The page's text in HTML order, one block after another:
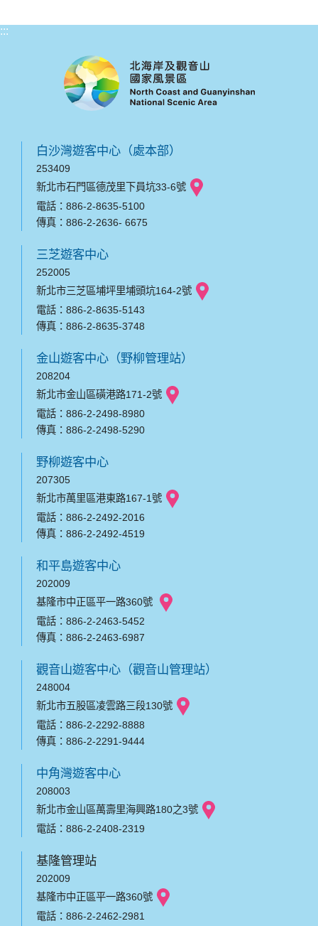
:::
白沙灣遊客中心（處本部）
253409
新北市石門區德茂里下員坑33-6號
電話：886-2-8635-5100
傳真：886-2-2636- 6675
三芝遊客中心
252005
新北市三芝區埔坪里埔頭坑164-2號
電話：886-2-8635-5143
傳真：886-2-8635-3748
金山遊客中心（野柳管理站）
208204
新北市金山區磺港路171-2號
電話：886-2-2498-8980
傳真：886-2-2498-5290
野柳遊客中心
207305
新北市萬里區港東路167-1號
電話：886-2-2492-2016
傳真：886-2-2492-4519
和平島遊客中心
202009
基隆市中正區平一路360號
電話：886-2-2463-5452
傳真：886-2-2463-6987
觀音山遊客中心（觀音山管理站）
248004
新北市五股區凌雲路三段130號
電話：886-2-2292-8888
傳真：886-2-2291-9444
中角灣遊客中心
208003
新北市金山區萬壽里海興路180之3號
電話：886-2-2408-2319
基隆管理站
202009
基隆市中正區平一路360號
電話：886-2-2462-2981